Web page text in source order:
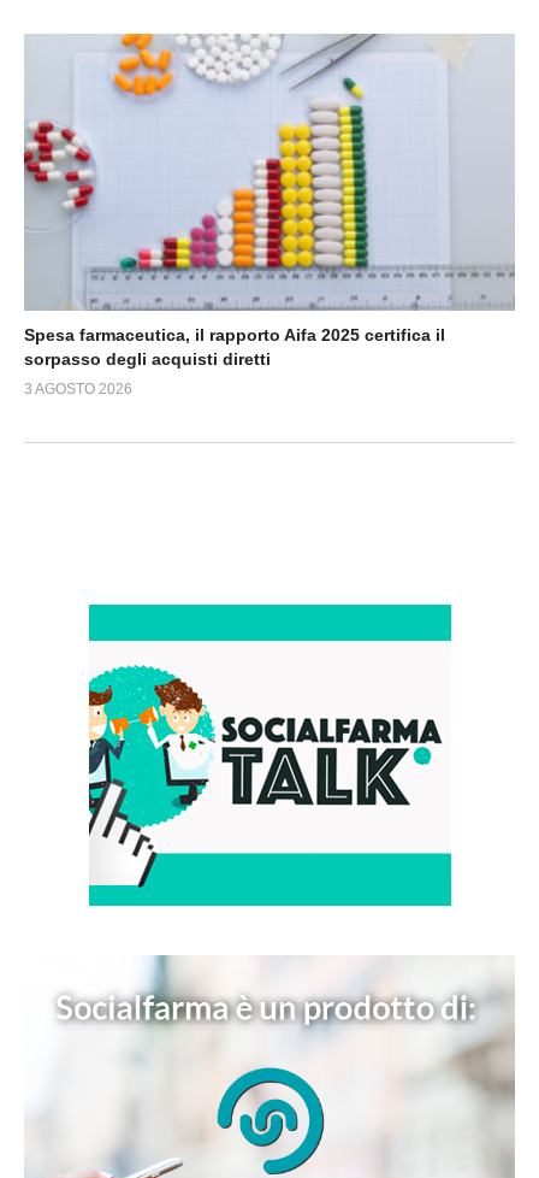
Spesa farmaceutica, il rapporto Aifa 2025 certifica il
sorpasso degli acquisti diretti
3 AGOSTO 2026